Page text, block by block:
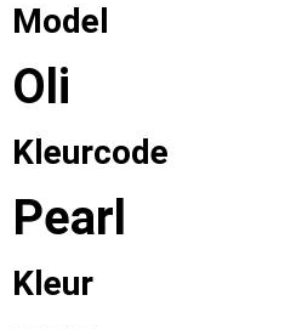
Model
Oli
Kleurcode
Pearl
Kleur